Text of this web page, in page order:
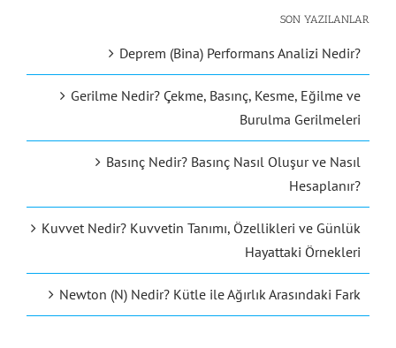
SON YAZILANLAR
Deprem (Bina) Performans Analizi Nedir?
Gerilme Nedir? Çekme, Basınç, Kesme, Eğilme ve
Burulma Gerilmeleri
Basınç Nedir? Basınç Nasıl Oluşur ve Nasıl
Hesaplanır?
Kuvvet Nedir? Kuvvetin Tanımı, Özellikleri ve Günlük
Hayattaki Örnekleri
Newton (N) Nedir? Kütle ile Ağırlık Arasındaki Fark